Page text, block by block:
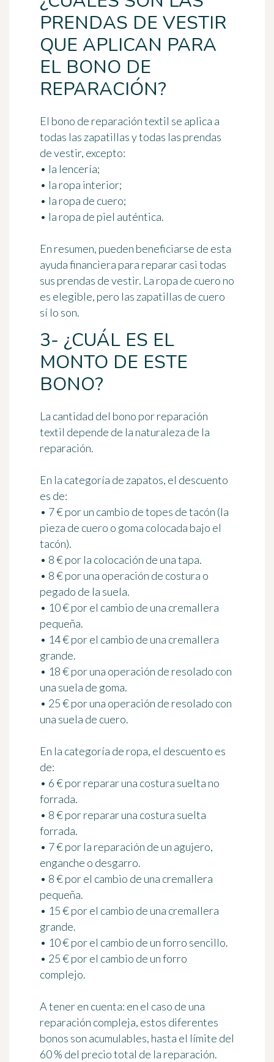
PRENDAS DE VESTIR
QUE APLICAN PARA
EL BONO DE
REPARACIÓN?
El bono de reparación textil se aplica a
todas las zapatillas y todas las prendas
de vestir, excepto:
• la lencería;
• la ropa interior;
• la ropa de cuero;
• la ropa de piel auténtica.
En resumen, pueden beneficiarse de esta
ayuda financiera para reparar casi todas
sus prendas de vestir. La ropa de cuero no
es elegible, pero las zapatillas de cuero
sí lo son.
3- ¿CUÁL ES EL
MONTO DE ESTE
BONO?
La cantidad del bono por reparación
textil depende de la naturaleza de la
reparación.
En la categoría de zapatos, el descuento
es de:
• 7 € por un cambio de topes de tacón (la
pieza de cuero o goma colocada bajo el
tacón).
• 8 € por la colocación de una tapa.
• 8 € por una operación de costura o
pegado de la suela.
• 10 € por el cambio de una cremallera
pequeña.
• 14 € por el cambio de una cremallera
grande.
• 18 € por una operación de resolado con
una suela de goma.
• 25 € por una operación de resolado con
una suela de cuero.
En la categoría de ropa, el descuento es
de:
• 6 € por reparar una costura suelta no
forrada.
• 8 € por reparar una costura suelta
forrada.
• 7 € por la reparación de un agujero,
enganche o desgarro.
• 8 € por el cambio de una cremallera
pequeña.
• 15 € por el cambio de una cremallera
grande.
• 10 € por el cambio de un forro sencillo.
• 25 € por el cambio de un forro
complejo.
A tener en cuenta: en el caso de una
reparación compleja, estos diferentes
bonos son acumulables, hasta el límite del
60 % del precio total de la reparación.